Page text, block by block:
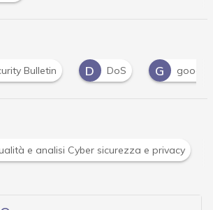
google P patch V
e Malware: le ultime news in tempo